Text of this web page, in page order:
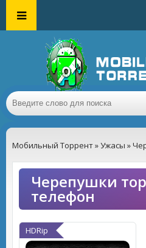
Мобильный Торрент»Ужасы »
Черепушки
телефон
HDRip